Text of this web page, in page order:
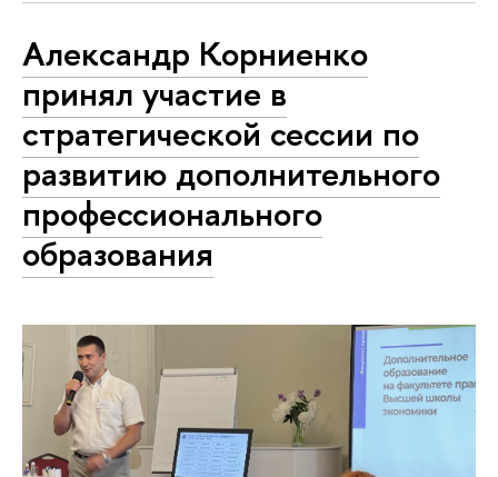
Александр Корниенко
принял участие в
стратегической сессии по
развитию дополнительного
профессионального
образования